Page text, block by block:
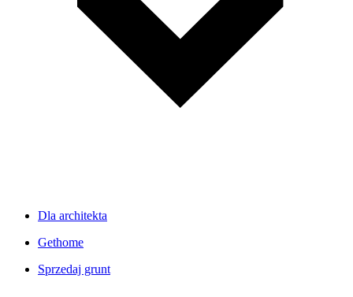
Dla architekta
Gethome
Sprzedaj grunt